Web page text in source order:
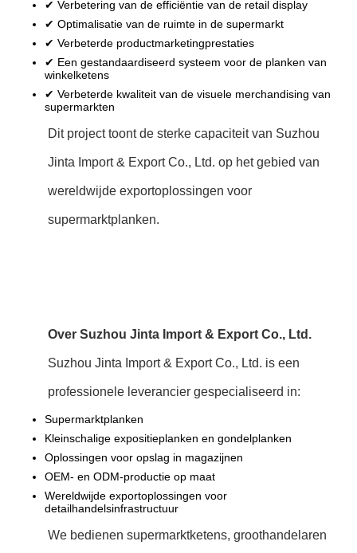
✔ Verbetering van de efficiëntie van de retail display
✔ Optimalisatie van de ruimte in de supermarkt
✔ Verbeterde productmarketingprestaties
✔ Een gestandaardiseerd systeem voor de planken van
winkelketens
✔ Verbeterde kwaliteit van de visuele merchandising van
supermarkten
Dit project toont de sterke capaciteit van Suzhou
Jinta Import & Export Co., Ltd. op het gebied van
wereldwijde exportoplossingen voor
supermarktplanken.
Over Suzhou Jinta Import & Export Co., Ltd.
Suzhou Jinta Import & Export Co., Ltd. is een
professionele leverancier gespecialiseerd in:
Supermarktplanken
Kleinschalige expositieplanken en gondelplanken
Oplossingen voor opslag in magazijnen
OEM- en ODM-productie op maat
Wereldwijde exportoplossingen voor
detailhandelsinfrastructuur
We bedienen supermarktketens, groothandelaren